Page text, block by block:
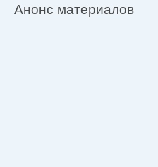
Анонс материалов